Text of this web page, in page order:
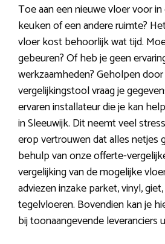
Toe aan een nieuwe vloer voor
keuken of een andere ruimte?
vloer kost behoorlijk wat tijd.
gebeuren? Of heb je geen
werkzaamheden? Geholpen
vergelijkingstool vraag je
ervaren installateur die je kan
in Sleeuwijk. Dit neemt veel
erop vertrouwen dat alles netjes
behulp van onze offerte-
vergelijking van de mogelijke
adviezen inzake parket, vinyl,
tegelvloeren. Bovendien kan je
bij toonaangevende leveranciers